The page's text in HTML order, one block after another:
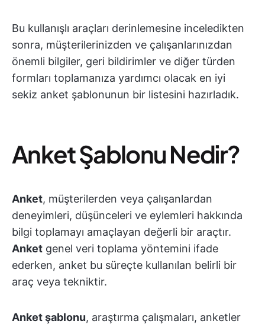
Bu kullanışlı araçları derinlemesine inceledikten
sonra, müşterilerinizden ve çalışanlarınızdan
önemli bilgiler, geri bildirimler ve diğer türden
formları toplamanıza yardımcı olacak en iyi
sekiz anket şablonunun bir listesini hazırladık.
Anket Şablonu Nedir?
Anket, müşterilerden veya çalışanlardan
deneyimleri, düşünceleri ve eylemleri hakkında
bilgi toplamayı amaçlayan değerli bir araçtır.
Anket genel veri toplama yöntemini ifade
ederken, anket bu süreçte kullanılan belirli bir
araç veya tekniktir.
Anket şablonu, araştırma çalışmaları, anketler